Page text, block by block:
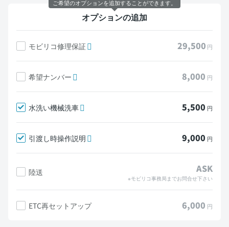
オプションの追加
モビリコ修理保証 29,500 円
希望ナンバー 8,000 円
水洗い機械洗車 5,500 円
引渡し時操作説明 9,000 円
陸送 ASK
※モビリコ事務局までお問合せ下さい
ETC再セットアップ 6,000 円
ご希望のオプションを追加することができます。